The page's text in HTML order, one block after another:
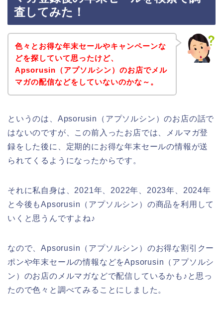
査してみた！
色々とお得な年末セールやキャンペーンな
どを探していて思ったけど、
Apsorusin（アプソルシン）のお店でメル
マガの配信などをしていないのかな～。
というのは、Apsorusin（アプソルシン）のお店の話で
はないのですが、この前入ったお店では、メルマガ登
録をした後に、定期的にお得な年末セールの情報が送
られてくるようになったからです。
それに私自身は、2021年、2022年、2023年、2024年
と今後もApsorusin（アプソルシン）の商品を利用して
いくと思うんですよね♪
なので、Apsorusin（アプソルシン）のお得な割引クー
ポンや年末セールの情報などをApsorusin（アプソルシ
ン）のお店のメルマガなどで配信しているかも♪と思っ
たので色々と調べてみることにしました。